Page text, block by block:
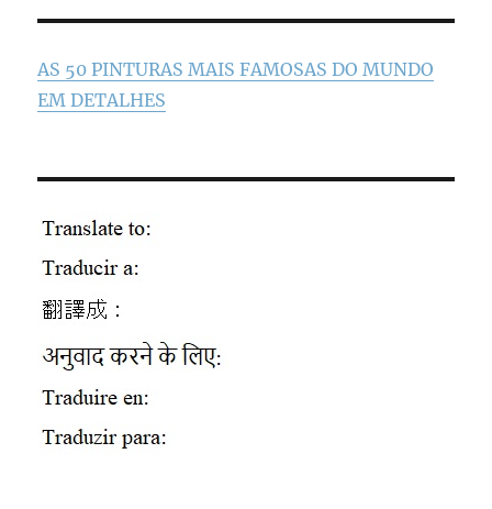
AS 50 PINTURAS MAIS FAMOSAS DO MUNDO
EM DETALHES